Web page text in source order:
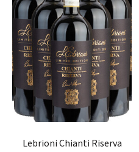
Lebrioni Chianti Riserva